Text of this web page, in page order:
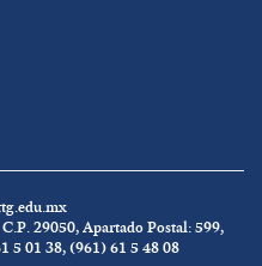
29050, Apartado Postal: 599,
5 01 38, (961) 61 5 48 08